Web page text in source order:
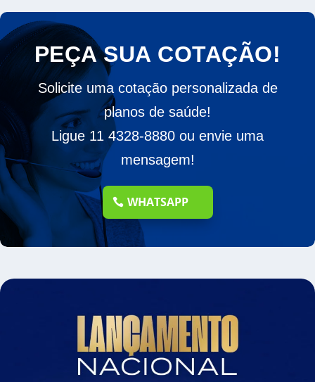
PEÇA SUA COTAÇÃO!
Solicite uma cotação personalizada de
planos de saúde!
Ligue 11 4328-8880 ou envie uma
mensagem!
WHATSAPP